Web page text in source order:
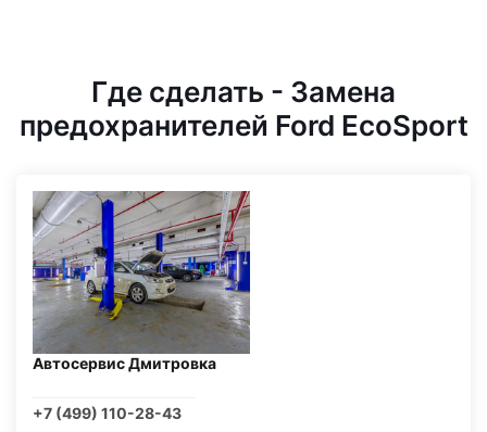
Где сделать - Замена
предохранителей Ford EcoSport
Автосервис Дмитровка
+7 (499) 110-28-43